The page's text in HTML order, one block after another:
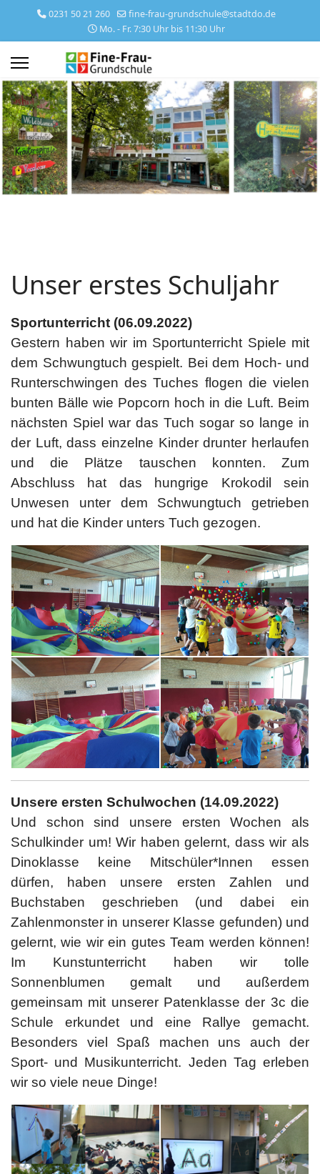
0231 50 21 260
fine-frau-grundschule@stadtdo.de
Mo. - Fr. 7:30 Uhr bis 11:30 Uhr
Unser erstes Schuljahr
Sportunterricht (06.09.2022)
Gestern haben wir im Sportunterricht Spiele mit
dem Schwungtuch gespielt. Bei dem Hoch- und
Runterschwingen des Tuches flogen die vielen
bunten Bälle wie Popcorn hoch in die Luft. Beim
nächsten Spiel war das Tuch sogar so lange in
der Luft, dass einzelne Kinder drunter herlaufen
und die Plätze tauschen konnten. Zum
Abschluss hat das hungrige Krokodil sein
Unwesen unter dem Schwungtuch getrieben
und hat die Kinder unters Tuch gezogen.
Unsere ersten Schulwochen (14.09.2022)
Und schon sind unsere ersten Wochen als
Schulkinder um! Wir haben gelernt, dass wir als
Dinoklasse keine Mitschüler*Innen essen
dürfen, haben unsere ersten Zahlen und
Buchstaben geschrieben (und dabei ein
Zahlenmonster in unserer Klasse gefunden) und
gelernt, wie wir ein gutes Team werden können!
Im Kunstunterricht haben wir tolle
Sonnenblumen gemalt und außerdem
gemeinsam mit unserer Patenklasse der 3c die
Schule erkundet und eine Rallye gemacht.
Besonders viel Spaß machen uns auch der
Sport- und Musikunterricht. Jeden Tag erleben
wir so viele neue Dinge!